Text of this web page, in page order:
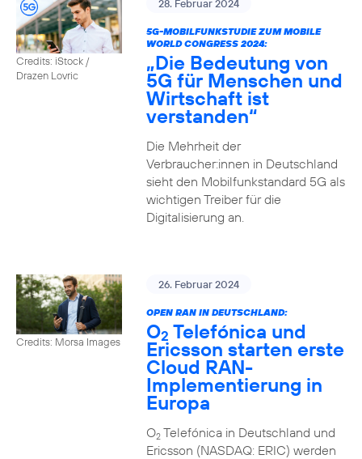
Credits: iStock /
Drazen Lovric
28. Februar 2024
5G-MOBILFUNKSTUDIE ZUM MOBILE
WORLD CONGRESS 2024:
„Die Bedeutung von
5G für Menschen und
Wirtschaft ist
verstanden“
Die Mehrheit der
Verbraucher:innen in Deutschland
sieht den Mobilfunkstandard 5G als
wichtigen Treiber für die
Digitalisierung an.
Credits: Morsa Images
26. Februar 2024
OPEN RAN IN DEUTSCHLAND:
O2 Telefónica und
Ericsson starten erste
Cloud RAN-
Implementierung in
Europa
O2Telefónica in Deutschland und
Ericsson (NASDAQ: ERIC) werden